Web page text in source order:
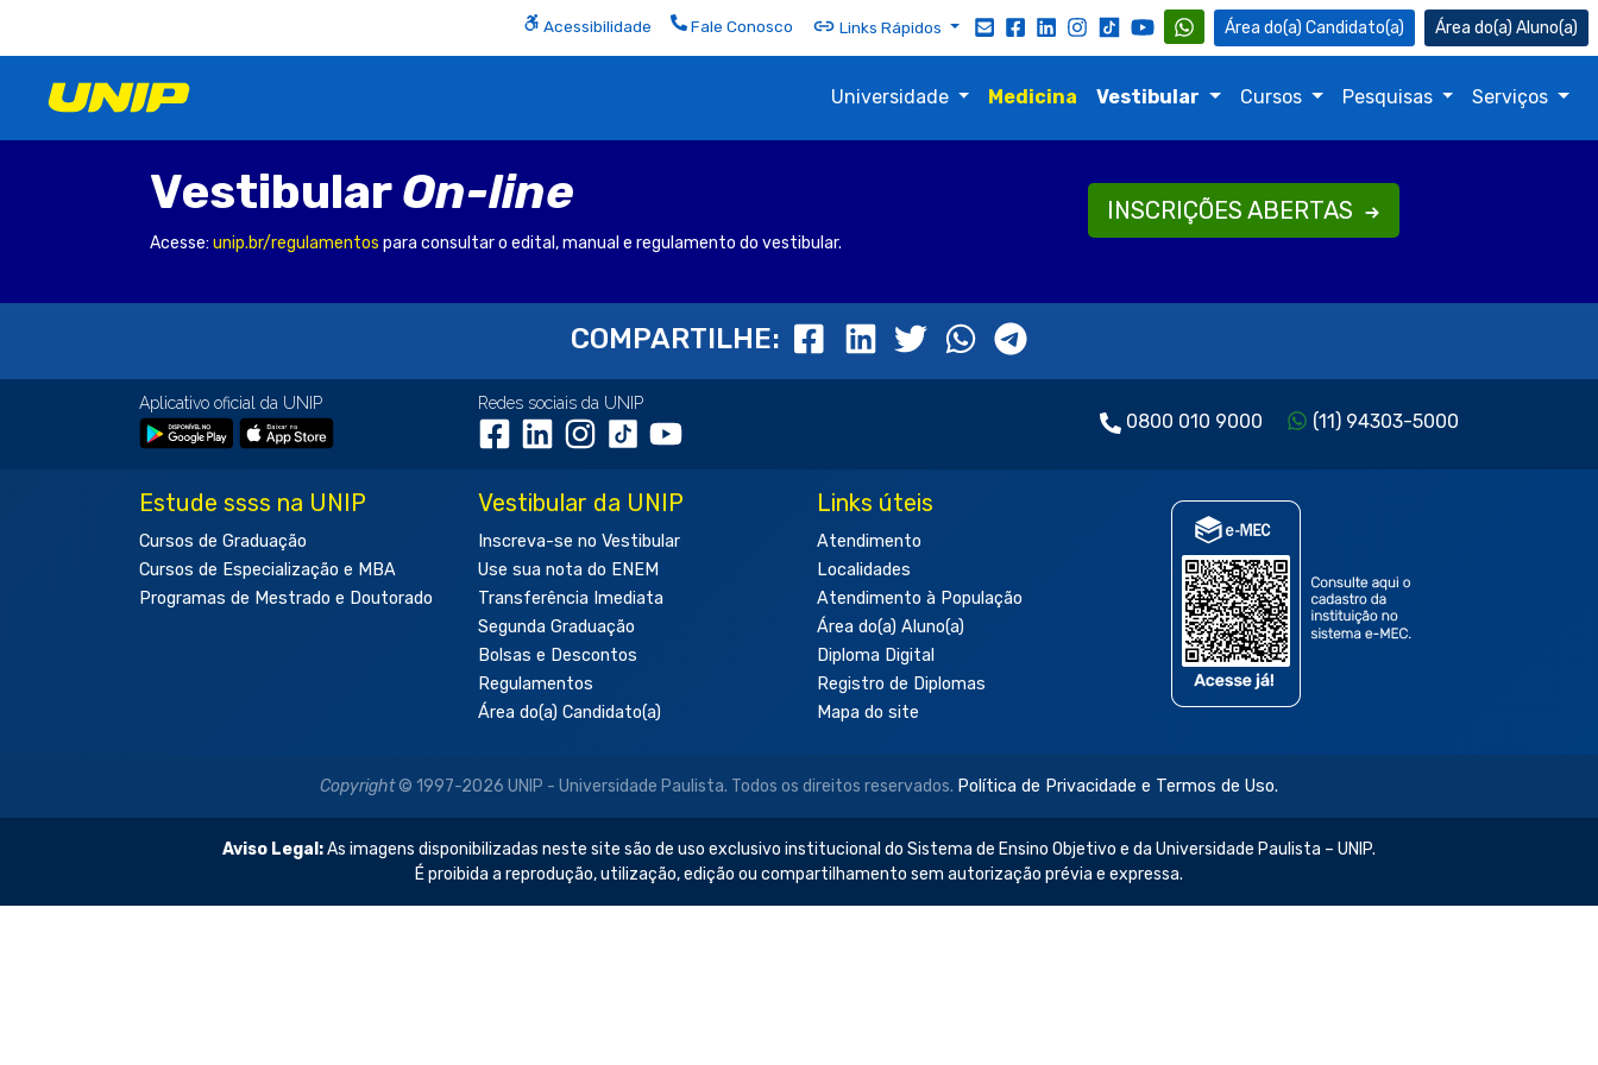
Acessibilidade Fale Conosco Links Rápidos Candidato(a) Aluno(a)
Universidade Medicina Vestibular Cursos Pesquisas Serviços
Vestibular On-line
Acesse: unip.br/regulamentos para consultar o edital, manual e regulamento do vestibular.
INSCRIÇÕES ABERTAS
COMPARTILHE:
Aplicativo oficial da UNIP Redes sociais da UNIP
0800 010 9000 (11) 94303-5000
Estude ssss na UNIP
Cursos de Graduação
Cursos de Especialização e MBA
Programas de Mestrado e Doutorado
Vestibular da UNIP
Inscreva-se no Vestibular
Use sua nota do ENEM
Transferência Imediata
Segunda Graduação
Bolsas e Descontos
Regulamentos
Área do(a) Candidato(a)
Links úteis
Atendimento
Localidades
Atendimento à População
Área do(a) Aluno(a)
Diploma Digital
Registro de Diplomas
Mapa do site
Copyright© 1997-2026 UNIP - Universidade Paulista. Todos os direitos reservados. Política de Privacidade e Termos de Uso.
Aviso Legal:As imagens disponibilizadas neste site são de uso exclusivo institucional do Sistema de Ensino Objetivo e da Universidade Paulista – UNIP.
É proibida a reprodução, utilização, edição ou compartilhamento sem autorização prévia e expressa.